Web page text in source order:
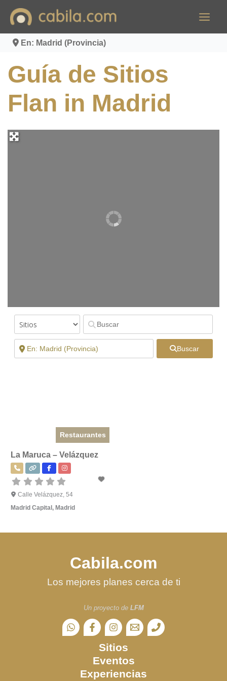
contenido
En: Madrid (Provincia)
Guía de Sitios
Flan in Madrid
Buscar
Restaurantes
La Maruca – Velázquez
Calle Velázquez, 54
Madrid Capital, Madrid
Cabila.com
Los mejores planes cerca de ti
Un proyecto de LFM
Sitios
Eventos
Experiencias